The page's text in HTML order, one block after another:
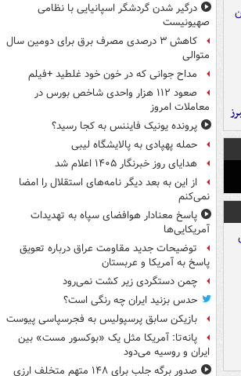
درگیر شدن گردشگر اسپانیایی با نظامی
صهیونیست
کاهش ۳ درصدی مصرف برق برای دومین سال
متوالی
مداح جوانی که در خون خود غلطید +فیلم
صعود ۱۱۲ هزار واحدی شاخص بورس در
معاملات امروز
پرونده یونیک فایننس به کجا رسید؟
حمله پهپادی به پالایشگاه لیبی
هدایای روز خبرنگار ۱۴۰۵ اعلام شد
از این به بعد دیگر نامه‌های استقلال را امضا
نمی‌کنم
پاسخ معنادار هوافضای سپاه به تهدیدات
آمریکایی‌ها
توضیحات جدید مقاومت عراق درباره تعویق
پاسخ به آمریکا و عربستان
چمن دستگردی زیر کشت نمی‌رود
حدس بزنید ایران چه رنگی است؟
بازیکن سابق پرسپولیس به فجرسپاسی پیوست
پانه‌تا: آمریکا مثل یک «بوکسور مست» بین
ایران و روسیه می‌دود
صدور برگه جلب برای ۱۴۸ متهم متخلف ارزی